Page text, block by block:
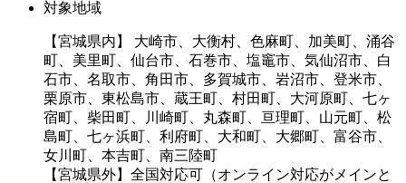
対象地域
【宮城県内】 大崎市、大衡村、色麻町、加美町、涌谷
町、美里町、仙台市、石巻市、塩竈市、気仙沼市、白
石市、名取市、角田市、多賀城市、岩沼市、登米市、
栗原市、東松島市、蔵王町、村田町、大河原町、七ヶ
宿町、柴田町、川崎町、丸森町、亘理町、山元町、松
島町、七ヶ浜町、利府町、大和町、大郷町、富谷市、
女川町、本吉町、南三陸町
【宮城県外】全国対応可（オンライン対応がメインと